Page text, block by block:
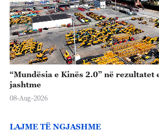
“Mundësia e Kinës 2.0” në rezultatet
jashtme
08-Aug-2026
LAJME TË NGJASHME